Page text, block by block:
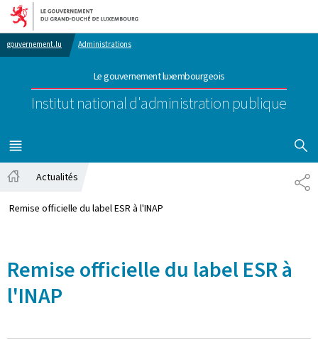
Aller au menu principal
Aller au contenu
gouvernement.lu Administrations
Le gouvernement luxembourgeois
Institut national d'administration publique
MENU
PRINCIPAL
Actualités
Remise officielle du label ESR à l'INAP
Remise officielle du label ESR à
l'INAP